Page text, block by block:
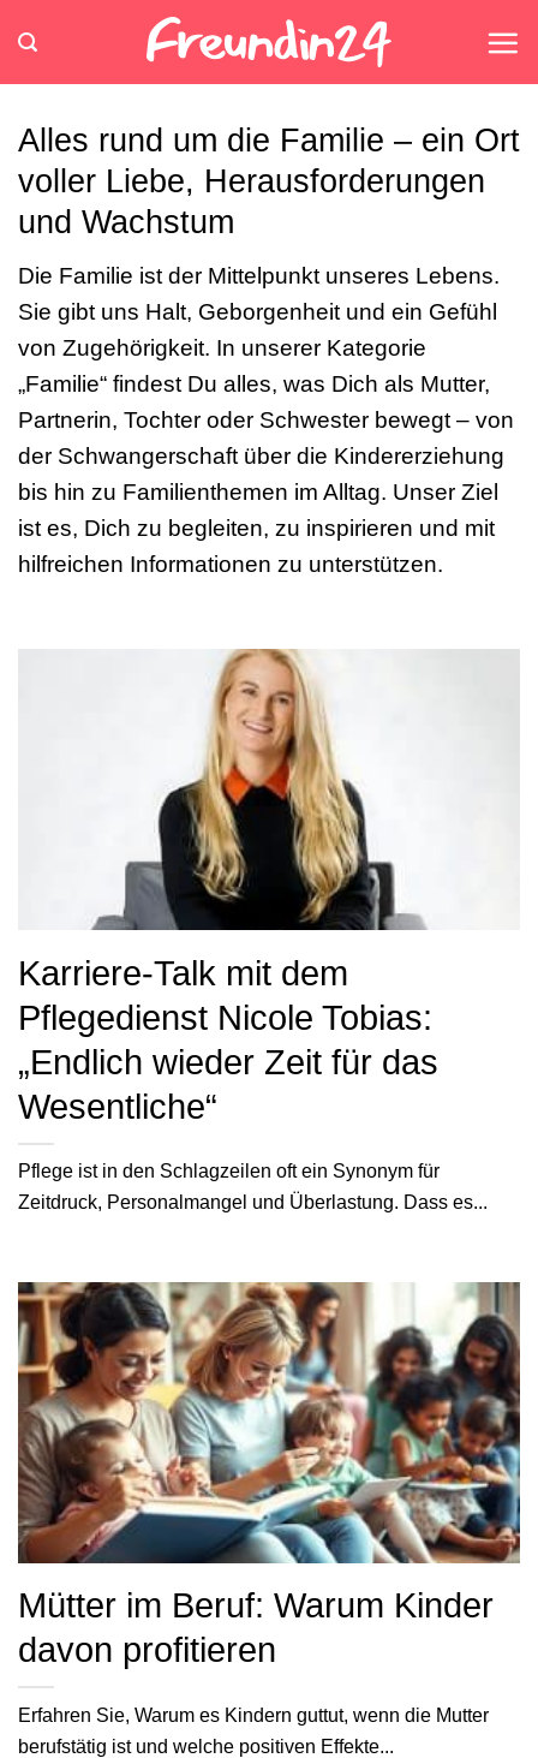
Inhalt
springen
Alles rund um die Familie – ein Ort
voller Liebe, Herausforderungen
und Wachstum
Die Familie ist der Mittelpunkt unseres Lebens.
Sie gibt uns Halt, Geborgenheit und ein Gefühl
von Zugehörigkeit. In unserer Kategorie
„Familie“ findest Du alles, was Dich als Mutter,
Partnerin, Tochter oder Schwester bewegt – von
der Schwangerschaft über die Kindererziehung
bis hin zu Familienthemen im Alltag. Unser Ziel
ist es, Dich zu begleiten, zu inspirieren und mit
hilfreichen Informationen zu unterstützen.
Karriere-Talk mit dem
Pflegedienst Nicole Tobias:
„Endlich wieder Zeit für das
Wesentliche“
Pflege ist in den Schlagzeilen oft ein Synonym für
Zeitdruck, Personalmangel und Überlastung. Dass es...
Mütter im Beruf: Warum Kinder
davon profitieren
Erfahren Sie, Warum es Kindern guttut, wenn die Mutter
berufstätig ist und welche positiven Effekte...